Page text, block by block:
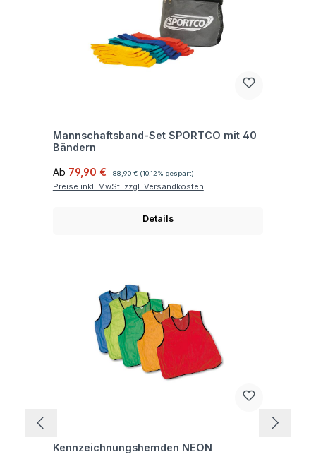
Mannschaftsband-Set SPORTCO mit 40
Bändern
Verkaufspreis:
Ab 79,90 € 88,90 € (10.12% gespart)
Preise inkl. MwSt. zzgl. Versandkosten
Details
Kennzeichnungshemden NEON